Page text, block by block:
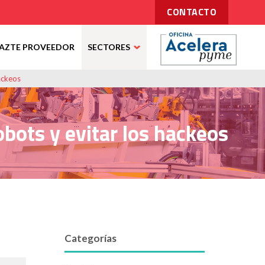
CONTACTO
PROVEEDOR SECTORES
y evitar los hackeos
Categorías